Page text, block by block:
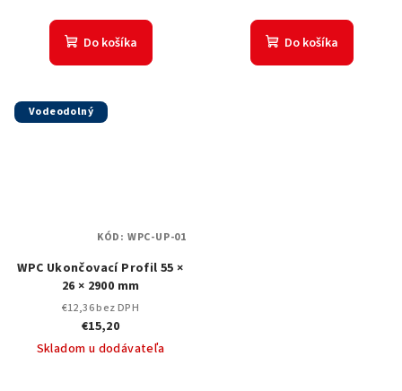
Do košíka Do košíka
Vodeodolný
WPC Ukončovací Profil 55 ×
26 × 2900 mm
€12,36 bez DPH
€15,20
Skladom u dodávateľa
KÓD: WPC-UP-01